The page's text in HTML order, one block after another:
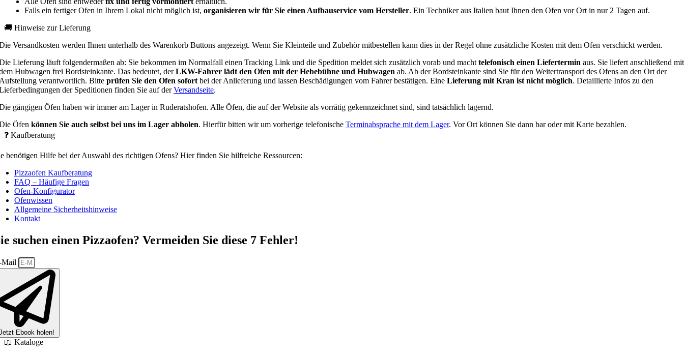
Falls ein fertiger Ofen in Ihrem Lokal nicht möglich ist, organisieren wir für Sie einen Aufbauservice vom Hersteller. Ein Techniker aus Italien baut Ihnen den Ofen vor Ort in nur 2 Tagen auf.
🚚 Hinweise zur Lieferung
Versandkosten werden Ihnen unterhalb des Warenkorb Buttons angezeigt. Wenn Sie Kleinteile und Zubehör mitbestellen kann dies in der Regel ohne zusätzliche Kosten mit dem Ofen verschickt werden.
Lieferung läuft folgendermaßen ab: Sie bekommen im Normalfall einen Tracking Link und die Spedition meldet sich zusätzlich vorab und macht telefonisch einen Liefertermin aus. Sie liefert anschließend mit
Hubwagen frei Bordsteinkante. Das bedeutet, derLKW-Fahrer lädt den Ofen mit der Hebebühne und Hubwagen ab. Ab der Bordsteinkante sind Sie für den Weitertransport des Ofens an den Ort der
verantwortlich. Bitte prüfen Sie den Ofen sofort bei der Anlieferung und lassen Beschädigungen vom Fahrer bestätigen. Eine Lieferung mit Kran ist nicht möglich. Detaillierte Infos zu den
der Speditionen finden Sie auf derVersandseite.
gängigen Öfen haben wir immer am Lager in Ruderatshofen. Alle Öfen, die auf der Website als vorrätig gekennzeichnet sind, sind tatsächlich lagernd.
Öfen können Sie auch selbst bei uns im Lager abholen. Hierfür bitten wir um vorherige telefonische Terminabsprache mit dem Lager. Vor Ort können Sie dann bar oder mit Karte bezahlen.
❓ Kaufberatung
benötigen Hilfe bei der Auswahl des richtigen Ofens? Hier finden Sie hilfreiche Ressourcen:
Pizzaofen Kaufberatung
FAQ – Häufige Fragen
Ofen-Konfigurator
Ofenwissen
Allgemeine Sicherheitshinweise
Kontakt
suchen einen Pizzaofen? Vermeiden Sie diese 7 Fehler!
Mail
Ebook holen!
📖 Kataloge